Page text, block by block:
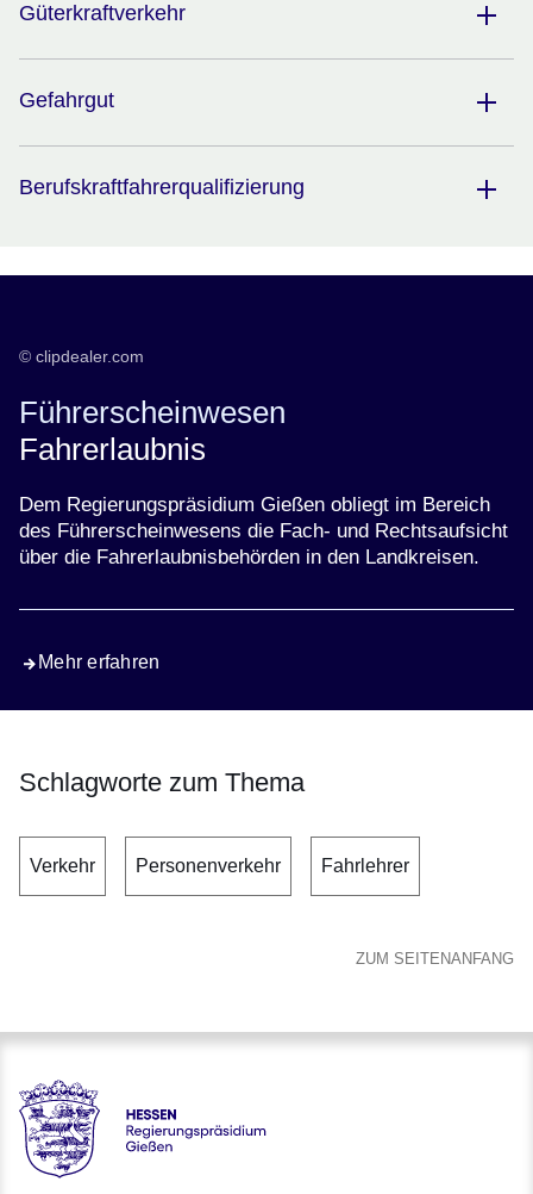
Güterkraftverkehr
Gefahrgut
Berufskraftfahrerqualifizierung
© clipdealer.com
Führerscheinwesen
Fahrerlaubnis
Dem Regierungspräsidium Gießen obliegt im Bereich
des Führerscheinwesens die Fach- und Rechtsaufsicht
über die Fahrerlaubnisbehörden in den Landkreisen.
Mehr erfahren
Schlagworte zum Thema
Verkehr Personenverkehr Fahrlehrer
ZUM SEITENANFANG
Hessen - Regierungspräsidium Gießen